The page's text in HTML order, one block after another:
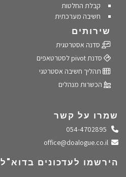
קבלת החלטות
חשיבה מערכתית
שירותים
סדנה אסטרטגית
סדנת pivot לסטרטאפים
תהליך חשיבה אסטרטגי
הכשרות מנהלים
שמרו על קשר
התקשרו אלינו
שלחו מייל
הירשמו לעדכונים בדוא"ל